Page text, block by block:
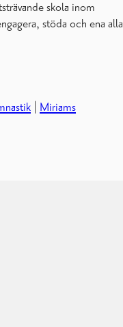
skola inom
stöda och ena alla
Miriams